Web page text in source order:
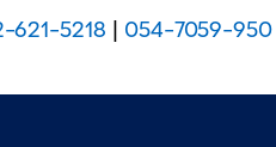
054-7059-950
621-5218